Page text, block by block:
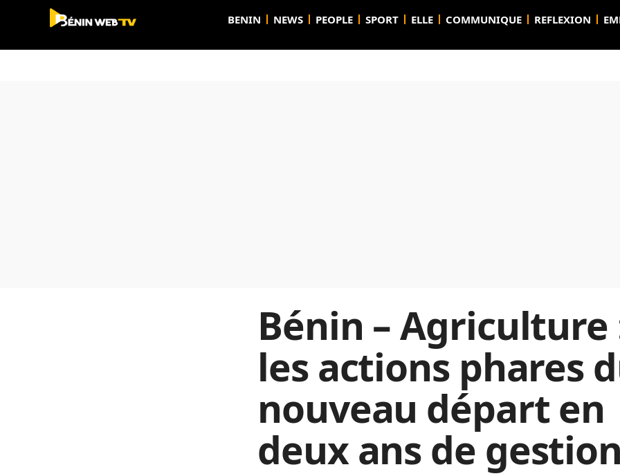
BENIN NEWS PEOPLE SPORT ELLE COMMUNIQUE REFLEXION
Bénin – Agriculture
les actions phares
nouveau départ en
deux ans de gestion